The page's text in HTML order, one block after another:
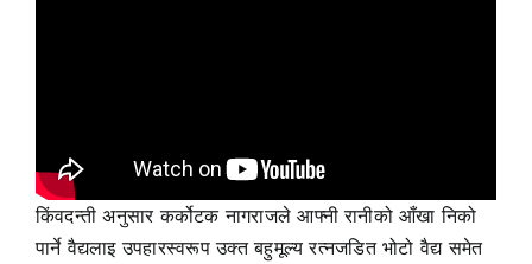
किंवदन्ती अनुसार कर्कोटक नागराजले आफ्नी रानीको आँखा निको
पार्ने वैद्यलाइ उपहारस्वरूप उक्त बहुमूल्य रत्नजडित भोटो वैद्य समेत